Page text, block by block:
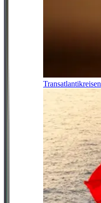
Transatlantikreisen